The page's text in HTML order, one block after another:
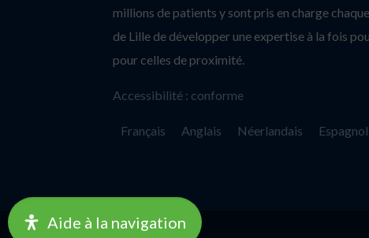
millions de patients y sont pris en charge
de Lille de développer une expertise à la fois
pour celles de proximité.
Accessibilité : conforme
Français Anglais Néerlandais Espagnol
Aide à la navigation